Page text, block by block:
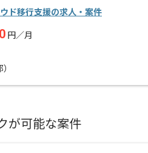
ド移行支援の求人・案件
円／月
が可能な案件